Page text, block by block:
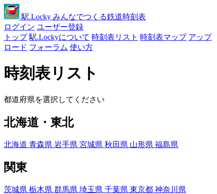
駅.Locky みんなでつくる鉄道時刻表
ログイン ユーザー登録
トップ 駅.Lockyについて 時刻表リスト 時刻表マップ アップ
ロード フォーラム 使い方
時刻表リスト
都道府県を選択してください
北海道・東北
北海道 青森県 岩手県 宮城県 秋田県 山形県 福島県
関東
茨城県 栃木県 群馬県 埼玉県 千葉県 東京都 神奈川県